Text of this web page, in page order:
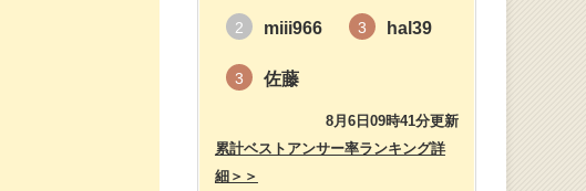
2 miii966 3 hal39
3 佐藤
8月6日09時41分更新
累計ベストアンサー率ランキング詳
細＞＞